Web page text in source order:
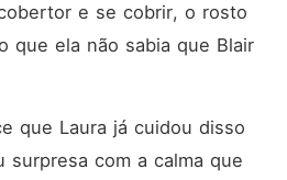
e se cobrir, o rosto
que ela não sabia que Blair
que Laura já cuidou disso
surpresa com a calma que